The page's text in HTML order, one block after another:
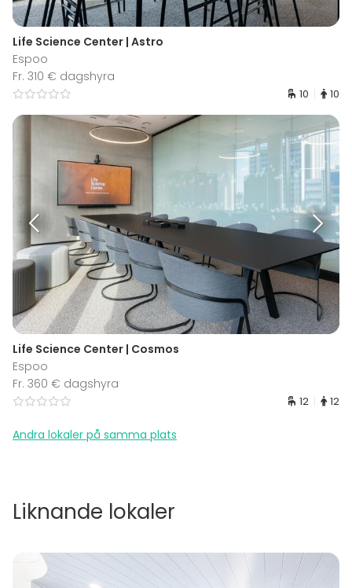
Life Science Center | Astro
Espoo
Fr. 310 € dagshyra
10 10
Life Science Center | Cosmos
Espoo
Fr. 360 € dagshyra
12 12
Andra lokaler på samma plats
Liknande lokaler